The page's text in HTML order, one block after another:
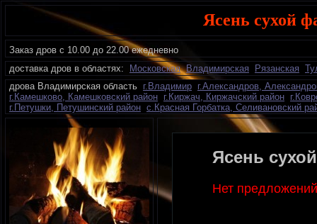
Ясень сухой
Заказ дров с 10.00 до 22.00 ежедневно
доставка дров в областях:
Московская Владимирская Рязанская
дрова Владимирская область г.Владимир г.Александров,
г.Камешково, Камешковский район г.Киржач, Киржачский район
г.Петушки, Петушинский район с.Красная Горбатка, Селивановский
Ясень
Нет